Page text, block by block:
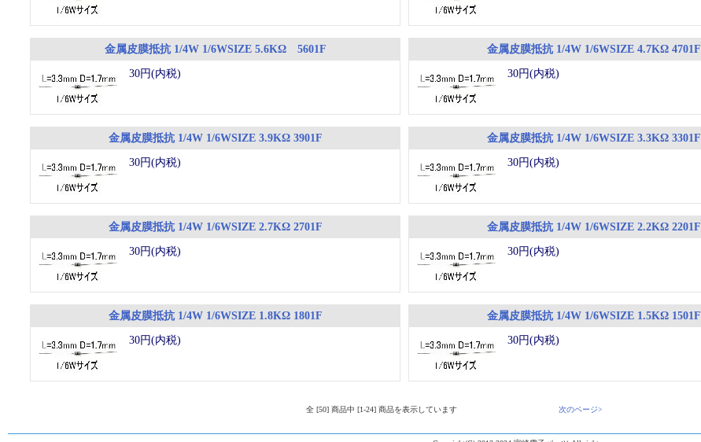
金属皮膜抵抗 1/4W 1/6WSIZE 5.6KΩ 5601F
30円(内税)
金属皮膜抵抗 1/4W 1/6WSIZE 4.7KΩ 4701F
30円(内税)
金属皮膜抵抗 1/4W 1/6WSIZE 3.9KΩ 3901F
30円(内税)
金属皮膜抵抗 1/4W 1/6WSIZE 3.3KΩ 3301F
30円(内税)
金属皮膜抵抗 1/4W 1/6WSIZE 2.7KΩ 2701F
30円(内税)
金属皮膜抵抗 1/4W 1/6WSIZE 2.2KΩ 2201F
30円(内税)
金属皮膜抵抗 1/4W 1/6WSIZE 1.8KΩ 1801F
30円(内税)
金属皮膜抵抗 1/4W 1/6WSIZE 1.5KΩ 1501F
30円(内税)
全 [50] 商品中 [1-24] 商品を表示しています 次のページ>